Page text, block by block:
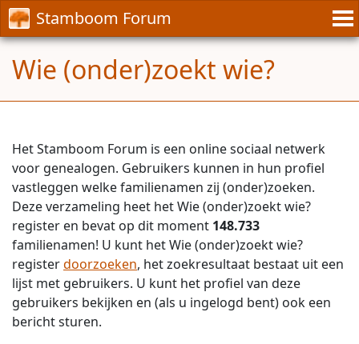
Stamboom Forum
Wie (onder)zoekt wie?
Het Stamboom Forum is een online sociaal netwerk
voor genealogen. Gebruikers kunnen in hun profiel
vastleggen welke familienamen zij (onder)zoeken.
Deze verzameling heet het Wie (onder)zoekt wie?
register en bevat op dit moment 148.733
familienamen! U kunt het Wie (onder)zoekt wie?
registerdoorzoeken, het zoekresultaat bestaat uit een
lijst met gebruikers. U kunt het profiel van deze
gebruikers bekijken en (als u ingelogd bent) ook een
bericht sturen.